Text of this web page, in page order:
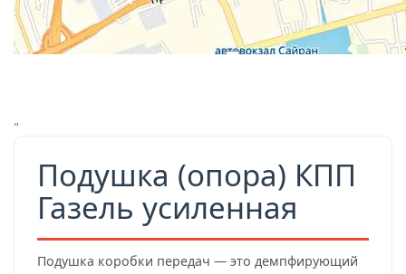
"
Подушка (опора) КПП
Газель усиленная
Подушка коробки передач — это демпфирующий